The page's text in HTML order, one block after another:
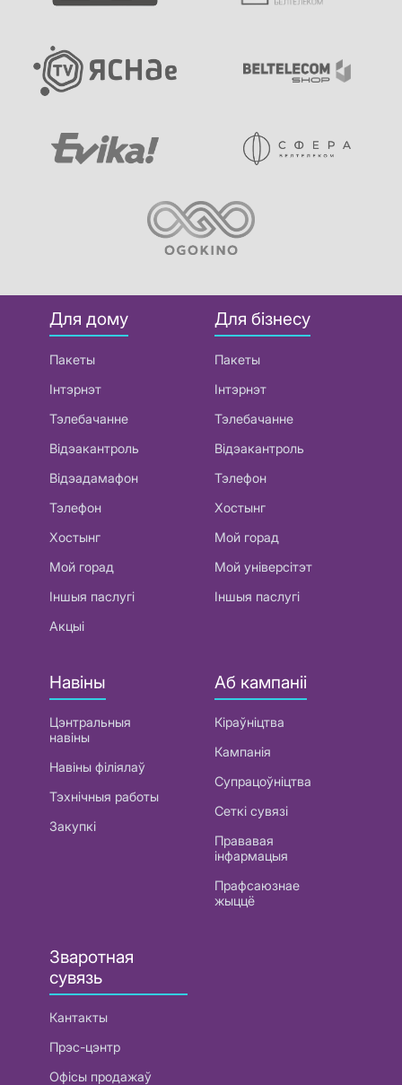
Для дому
Пакеты
Інтэрнэт
Тэлебачанне
Відэакантроль
Відэадамафон
Тэлефон
Хостынг
Мой горад
Іншыя паслугі
Акцыі
Для бізнесу
Пакеты
Інтэрнэт
Тэлебачанне
Відэакантроль
Тэлефон
Хостынг
Мой горад
Мой універсітэт
Іншыя паслугі
Навіны
Цэнтральныя
навіны
Навіны філіялаў
Тэхнічныя работы
Закупкі
Аб кампаніі
Кіраўніцтва
Кампанія
Супрацоўніцтва
Сеткі сувязі
Прававая
інфармацыя
Прафсаюзнае
жыццё
Зваротная
сувязь
Кантакты
Прэс-цэнтр
Офісы продажаў